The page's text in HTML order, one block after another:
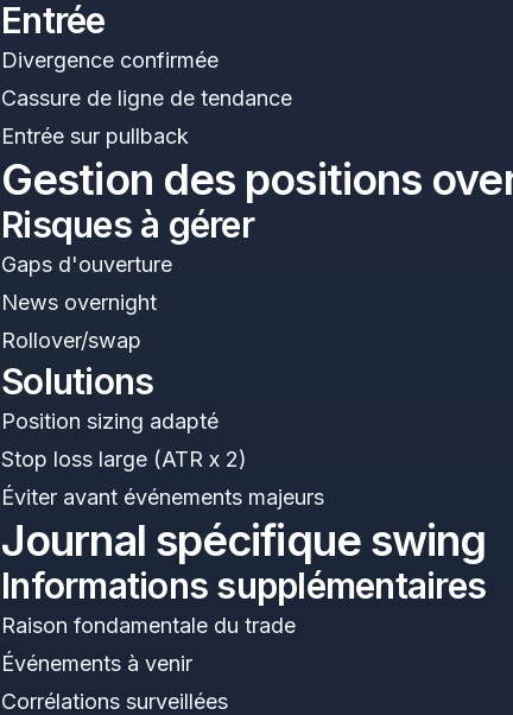
Entrée
Divergence confirmée
Cassure de ligne de tendance
Entrée sur pullback
Gestion des positions
Risques à gérer
Gaps d'ouverture
News overnight
Rollover/swap
Solutions
Position sizing adapté
Stop loss large (ATR x 2)
Éviter avant événements majeurs
Journal spécifique swing
Informations supplémentaires
Raison fondamentale du trade
Événements à venir
Corrélations surveillées